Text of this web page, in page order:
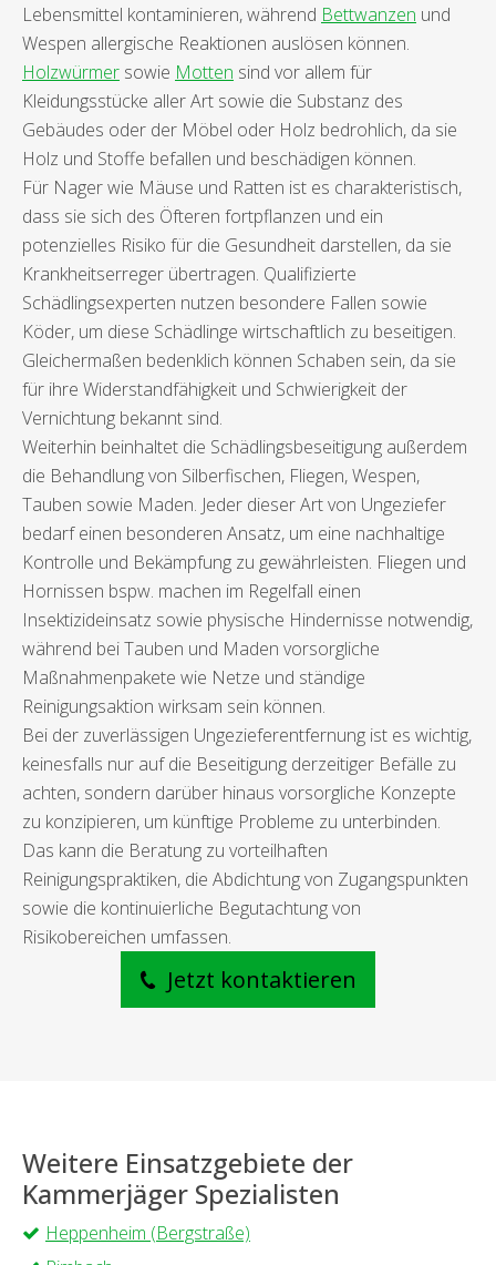
Lebensmittel kontaminieren, während Bettwanzen und
Wespen allergische Reaktionen auslösen können.
Holzwürmer sowie Motten sind vor allem für
Kleidungsstücke aller Art sowie die Substanz des
Gebäudes oder der Möbel oder Holz bedrohlich, da sie
Holz und Stoffe befallen und beschädigen können.
Für Nager wie Mäuse und Ratten ist es charakteristisch,
dass sie sich des Öfteren fortpflanzen und ein
potenzielles Risiko für die Gesundheit darstellen, da sie
Krankheitserreger übertragen. Qualifizierte
Schädlingsexperten nutzen besondere Fallen sowie
Köder, um diese Schädlinge wirtschaftlich zu beseitigen.
Gleichermaßen bedenklich können Schaben sein, da sie
für ihre Widerstandfähigkeit und Schwierigkeit der
Vernichtung bekannt sind.
Weiterhin beinhaltet die Schädlingsbeseitigung außerdem
die Behandlung von Silberfischen, Fliegen, Wespen,
Tauben sowie Maden. Jeder dieser Art von Ungeziefer
bedarf einen besonderen Ansatz, um eine nachhaltige
Kontrolle und Bekämpfung zu gewährleisten. Fliegen und
Hornissen bspw. machen im Regelfall einen
Insektizideinsatz sowie physische Hindernisse notwendig,
während bei Tauben und Maden vorsorgliche
Maßnahmenpakete wie Netze und ständige
Reinigungsaktion wirksam sein können.
Bei der zuverlässigen Ungezieferentfernung ist es wichtig,
keinesfalls nur auf die Beseitigung derzeitiger Befälle zu
achten, sondern darüber hinaus vorsorgliche Konzepte
zu konzipieren, um künftige Probleme zu unterbinden.
Das kann die Beratung zu vorteilhaften
Reinigungspraktiken, die Abdichtung von Zugangspunkten
sowie die kontinuierliche Begutachtung von
Risikobereichen umfassen.
Jetzt kontaktieren
Weitere Einsatzgebiete der
Kammerjäger Spezialisten
Heppenheim (Bergstraße)